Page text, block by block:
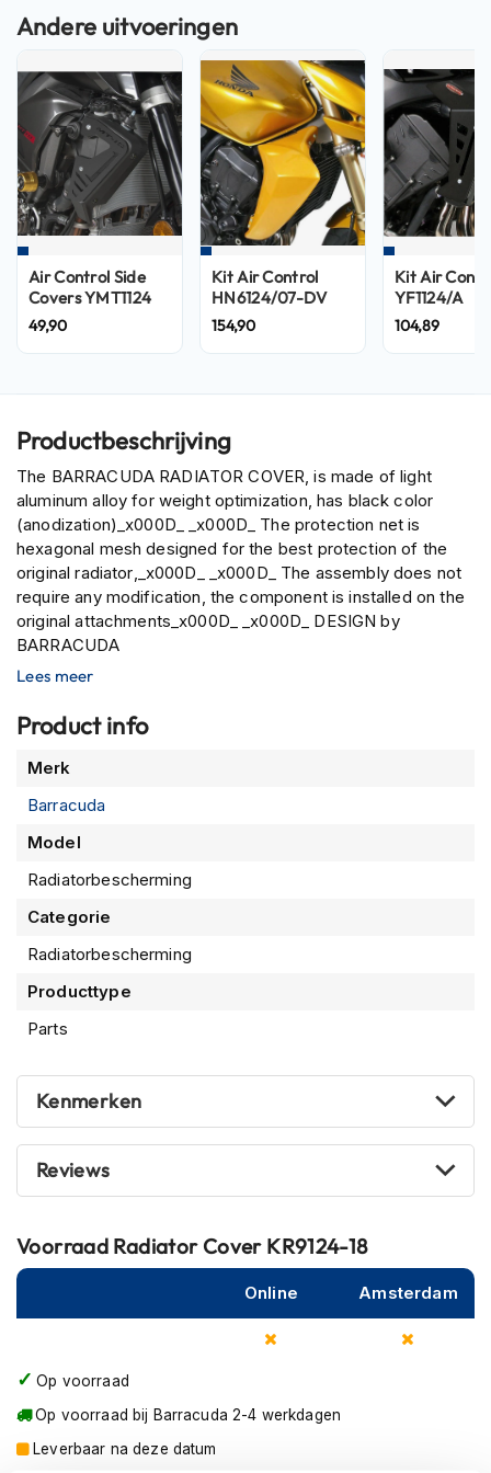
e
l
e
n
m
e
t
o
n
n
e
v
z
e
r
P
i
o
t
e
n
h
l
e
i
n
l
o
k
e
m
e
n
R
a
c
e
h
e
n
r
h
e
l
Air Control Side
Covers YMT1124
49,90
Kit Air Control
HN6124/07-DV
154,90
Kit Air
YF1124/A
104,89
Productbeschrijving
The BARRACUDA RADIATOR COVER, is made of light
aluminum alloy for weight optimization, has black color
(anodization)_x000D_ _x000D_ The protection net is
hexagonal mesh designed for the best protection of the
original radiator,_x000D_ _x000D_ The assembly does not
require any modification, the component is installed on the
original attachments_x000D_ _x000D_ DESIGN by
BARRACUDA
Lees meer
Product info
Meer
Merk
Barracuda
Model
Radiatorbescherming
Categorie
Radiatorbescherming
Producttype
Parts
Kenmerken
Reviews
Voorraad Radiator Cover KR9124-18
Online Amsterdam
Op voorraad
Op voorraad bij Barracuda 2-4 werkdagen
Leverbaar na deze datum